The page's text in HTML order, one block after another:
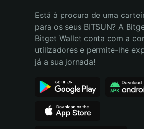
Bahasa Indonesia
Español (Argentina)
Está à procura de uma
para os seus BITSUN? A
Bitget Wallet conta com a
utilizadores e permite-lhe
já a sua jornada!